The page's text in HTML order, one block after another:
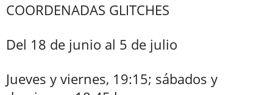
COORDENADAS GLITCHES
Del 18 de junio al 5 de julio
Jueves y viernes, 19:15; sábados y